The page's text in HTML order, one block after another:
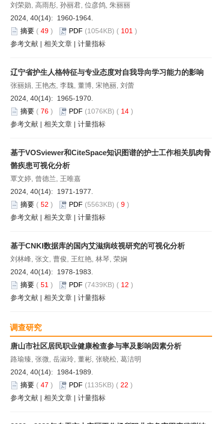
刘荣勋, 高雨彤, 孙丽君, 位彦鸽, 朱丽丽
2024, 40(14): 1960-1964.
摘要 ( 49 ) PDF (1054KB) ( 101 )
参考文献 | 相关文章 | 计量指标
辽宁省护生人格特征与专业态度对自我导向学习能力的影响
张丽娟, 王艳杰, 李魏, 董博, 宋艳丽, 刘蕾
2024, 40(14): 1965-1970.
摘要 ( 76 ) PDF (1076KB) ( 14 )
参考文献 | 相关文章 | 计量指标
基于VOSviewer和CiteSpace知识图谱的护士工作相关肌肉骨
骼疾患可视化分析
覃文婷, 曾德兰, 王唯嘉
2024, 40(14): 1971-1977.
摘要 ( 52 ) PDF (5563KB) ( 9 )
参考文献 | 相关文章 | 计量指标
基于CNKI数据库的国内艾滋病歧视研究的可视化分析
刘林峰, 张文, 曹俊, 王红艳, 林琴, 荣娴
2024, 40(14): 1978-1983.
摘要 ( 51 ) PDF (7439KB) ( 12 )
参考文献 | 相关文章 | 计量指标
调查研究
唐山市社区居民职业健康检查参与率及影响因素分析
路瑜臻, 张微, 岳淑玲, 董彬, 张晓松, 葛洁明
2024, 40(14): 1984-1989.
摘要 ( 47 ) PDF (1135KB) ( 22 )
参考文献 | 相关文章 | 计量指标